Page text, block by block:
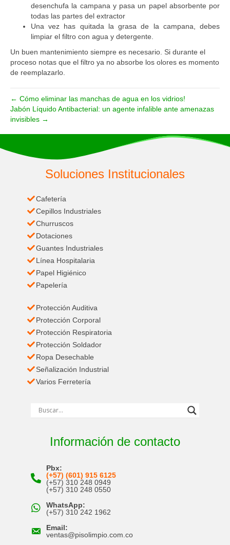
desenchufa la campana y pasa un papel absorbente por
todas las partes del extractor
Una vez has quitada la grasa de la campana, debes
limpiar el filtro con agua y detergente.
Un buen mantenimiento siempre es necesario. Si durante el
proceso notas que el filtro ya no absorbe los olores es momento
de reemplazarlo.
← Cómo eliminar las manchas de agua en los vidrios!
Jabón Líquido Antibacterial: un agente infalible ante amenazas
invisibles →
Soluciones Institucionales
Cafetería
Cepillos Industriales
Churruscos
Dotaciones
Guantes Industriales
Línea Hospitalaria
Papel Higiénico
Papelería
Protección Auditiva
Protección Corporal
Protección Respiratoria
Protección Soldador
Ropa Desechable
Señalización Industrial
Varios Ferretería
Información de contacto
Pbx:
(+57) (601) 915 6125
(+57) 310 248 0949
(+57) 310 248 0550
WhatsApp:
(+57) 310 242 1962
Email:
ventas@pisolimpio.com.co